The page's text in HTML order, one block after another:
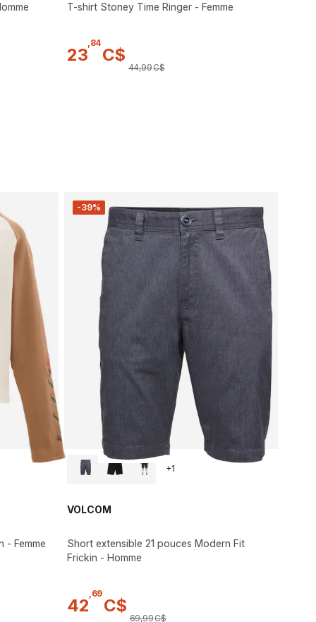
T-shirt Stoney Time Ringer - Femme
23
,84
C$
44,99C$
- Femme
-39%
+1
VOLCOM
Short extensible 21 pouces Modern Fit
Frickin - Homme
42
,69
C$
69,99C$